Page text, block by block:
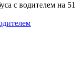
с водителем на 51